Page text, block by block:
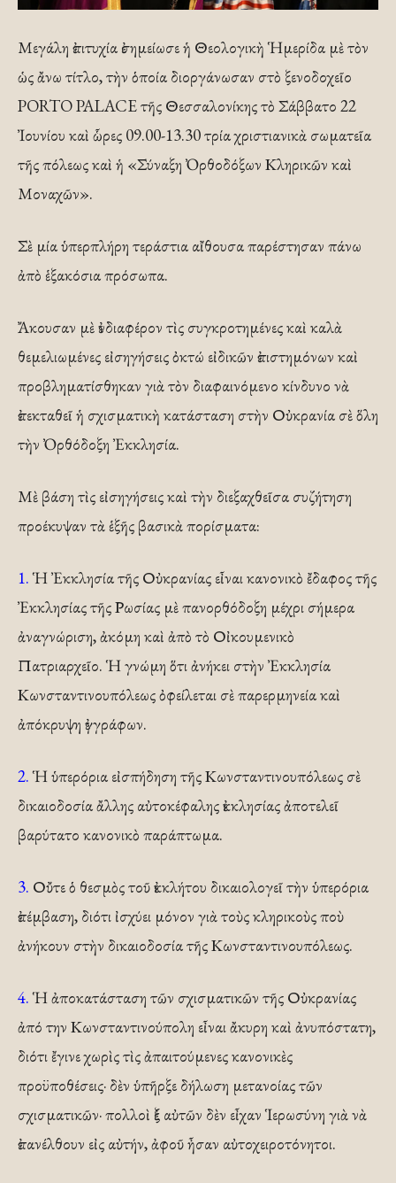
Μεγάλη ἐπιτυχία ἐσημείωσε ἡ Θεολογικὴ Ἡμερίδα μὲ τὸν
ὡς ἄνω τίτλο, τὴν ὁποία διοργάνωσαν στὸ ξενοδοχεῖο
PORTO PALACE τῆς Θεσσαλονίκης τὸ Σάββατο 22
Ἰουνίου καὶ ὧρες 09.00-13.30 τρία χριστιανικὰ σωματεῖα
τῆς πόλεως καὶ ἡ «Σύναξη Ὀρθοδόξων Κληρικῶν καὶ
Μοναχῶν».
Σὲ μία ὑπερπλήρη τεράστια αἴθουσα παρέστησαν πάνω
ἀπὸ ἑξακόσια πρόσωπα.
Ἄκουσαν μὲ ἐνδιαφέρον τὶς συγκροτημένες καὶ καλὰ
θεμελιωμένες εἰσηγήσεις ὀκτώ εἰδικῶν ἐπιστημόνων καὶ
προβληματίσθηκαν γιὰ τὸν διαφαινόμενο κίνδυνο νὰ
ἐπεκταθεῖ ἡ σχισματικὴ κατάσταση στὴν Οὐκρανία σὲ ὅλη
τὴν Ὀρθόδοξη Ἐκκλησία.
Μὲ βάση τὶς εἰσηγήσεις καὶ τὴν διεξαχθεῖσα συζήτηση
προέκυψαν τὰ ἑξῆς βασικὰ πορίσματα:
1. Ἡ Ἐκκλησία τῆς Οὐκρανίας εἶναι κανονικὸ ἔδαφος τῆς
Ἐκκλησίας τῆς Ρωσίας μὲ πανορθόδοξη μέχρι σήμερα
ἀναγνώριση, ἀκόμη καὶ ἀπὸ τὸ Οἰκουμενικὸ
Πατριαρχεῖο. Ἡ γνώμη ὅτι ἀνήκει στὴν Ἐκκλησία
Κωνσταντινουπόλεως ὀφείλεται σὲ παρερμηνεία καὶ
ἀπόκρυψη ἐγγράφων.
2. Ἡ ὑπερόρια εἰσπήδηση τῆς Κωνσταντινουπόλεως σὲ
δικαιοδοσία ἄλλης αὐτοκέφαλης ἐκκλησίας ἀποτελεῖ
βαρύτατο κανονικὸ παράπτωμα.
3. Οὔτε ὁ θεσμὸς τοῦ ἐκκλήτου δικαιολογεῖ τὴν ὑπερόρια
ἐπέμβαση, διότι ἰσχύει μόνον γιὰ τοὺς κληρικοὺς ποὺ
ἀνήκουν στὴν δικαιοδοσία τῆς Κωνσταντινουπόλεως.
4. Ἡ ἀποκατάσταση τῶν σχισματικῶν τῆς Οὐκρανίας
ἀπό την Κωνσταντινούπολη εἶναι ἄκυρη καὶ ἀνυπόστατη,
διότι ἔγινε χωρὶς τὶς ἀπαιτούμενες κανονικὲς
προϋποθέσεις· δὲν ὑπῆρξε δήλωση μετανοίας τῶν
σχισματικῶν· πολλοὶ ἐξ αὐτῶν δὲν εἶχαν Ἱερωσύνη γιὰ νὰ
ἐπανέλθουν εἰς αὐτήν, ἀφοῦ ἦσαν αὐτοχειροτόνητοι.